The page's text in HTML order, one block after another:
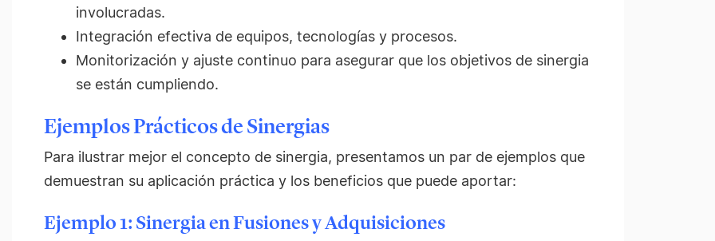
involucradas.
Integración efectiva de equipos, tecnologías y procesos.
Monitorización y ajuste continuo para asegurar que los objetivos de sinergia
se están cumpliendo.
Ejemplos Prácticos de Sinergias
Para ilustrar mejor el concepto de sinergia, presentamos un par de ejemplos que
demuestran su aplicación práctica y los beneficios que puede aportar:
Ejemplo 1: Sinergia en Fusiones y Adquisiciones